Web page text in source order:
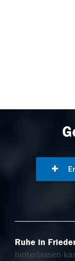
Ruhe in
hinterlassen